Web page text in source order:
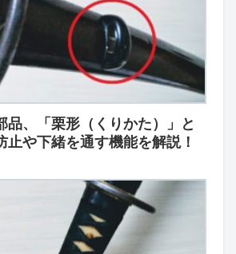
品、「栗形（くりかた）」と
止や下緒を通す機能を解説！